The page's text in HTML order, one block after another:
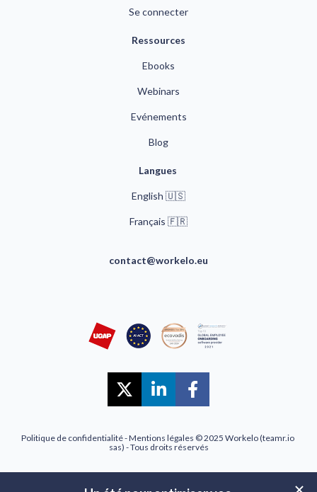
Se connecter
Ressources
Ebooks
Webinars
Evénements
Blog
Langues
English 🇺🇸
Français 🇫🇷
contact@workelo.eu
Share on X (Twitter)
Share on LinkedIn
Share on
Politique de confidentialité - Mentions légales © 2025 Workelo (teamr.io
sas) - Tous droits réservés